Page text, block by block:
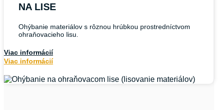
NA LISE
Ohýbanie materiálov s rôznou hrúbkou prostredníctvom
ohraňovacieho lisu.
Viac informácií
Viac informácií